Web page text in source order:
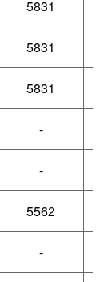
5831
5831
5831
-
-
5562
-